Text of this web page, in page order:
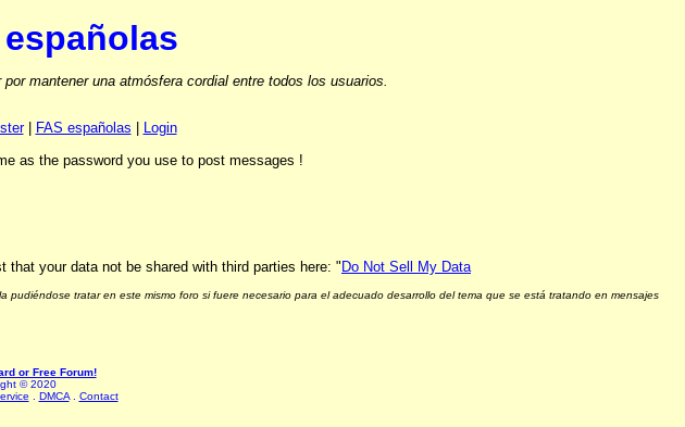
mantener una atmósfera cordial entre todos los usuarios.
| FAS españolas
Login
as the password you use to post messages !
your data not be shared with third parties here: " Do Not Sell My Data
tratar en este mismo foro si fuere necesario para el adecuado desarrollo del tema que se está tratando en mensajes
or Free Forum!
© 2020
DMCA. Contact